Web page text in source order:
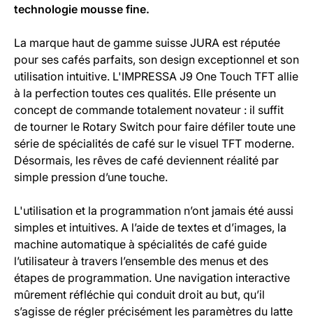
technologie mousse fine.
La marque haut de gamme suisse JURA est réputée
pour ses cafés parfaits, son design exceptionnel et son
utilisation intuitive. L'IMPRESSA J9 One Touch TFT allie
à la perfection toutes ces qualités. Elle présente un
concept de commande totalement novateur : il suffit
de tourner le Rotary Switch pour faire défiler toute une
série de spécialités de café sur le visuel TFT moderne.
Désormais, les rêves de café deviennent réalité par
simple pression d’une touche.
L'utilisation et la programmation n’ont jamais été aussi
simples et intuitives. A l’aide de textes et d’images, la
machine automatique à spécialités de café guide
l’utilisateur à travers l’ensemble des menus et des
étapes de programmation. Une navigation interactive
mûrement réfléchie qui conduit droit au but, qu’il
s’agisse de régler précisément les paramètres du latte